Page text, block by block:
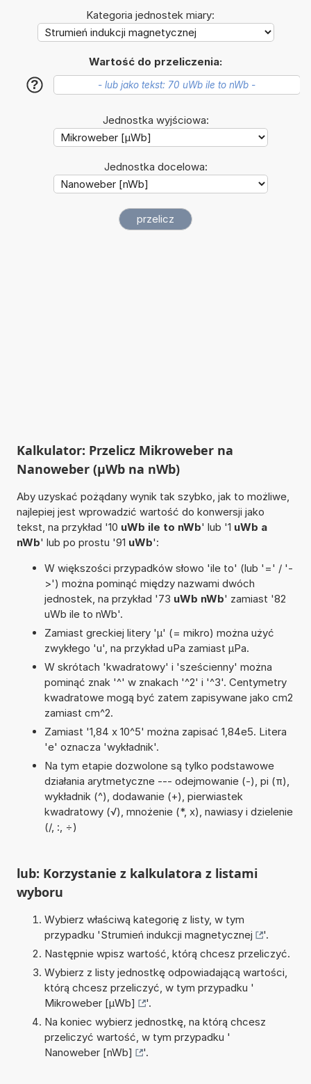
Kategoria jednostek miary:
Wartość do przeliczenia:
?
Jednostka wyjściowa:
Jednostka docelowa:
Kalkulator: Przelicz Mikroweber na
Nanoweber (µWb na nWb)
Aby uzyskać pożądany wynik tak szybko, jak to możliwe,
najlepiej jest wprowadzić wartość do konwersji jako
tekst, na przykład '10 uWb ile to nWb' lub '1 uWb a
nWb' lub po prostu '91 uWb':
W większości przypadków słowo 'ile to' (lub '=' / '-
>') można pominąć między nazwami dwóch
jednostek, na przykład '73 uWb nWb' zamiast '82
uWb ile to nWb'.
Zamiast greckiej litery 'µ' (= mikro) można użyć
zwykłego 'u', na przykład uPa zamiast µPa.
W skrótach 'kwadratowy' i 'sześcienny' można
pominąć znak '^' w znakach '^2' i '^3'. Centymetry
kwadratowe mogą być zatem zapisywane jako cm2
zamiast cm^2.
Zamiast '1,84 x 10^5' można zapisać 1,84e5. Litera
'e' oznacza 'wykładnik'.
Na tym etapie dozwolone są tylko podstawowe
działania arytmetyczne --- odejmowanie (-), pi (π),
wykładnik (^), dodawanie (+), pierwiastek
kwadratowy (√), mnożenie (*, x), nawiasy i dzielenie
(/, :, ÷)
lub: Korzystanie z kalkulatora z listami
wyboru
Wybierz właściwą kategorię z listy, w tym
przypadku 'Strumień indukcji magnetycznej
'.
Następnie wpisz wartość, którą chcesz przeliczyć.
Wybierz z listy jednostkę odpowiadającą wartości,
którą chcesz przeliczyć, w tym przypadku '
Mikroweber [µWb]
'.
Na koniec wybierz jednostkę, na którą chcesz
przeliczyć wartość, w tym przypadku '
Nanoweber [nWb]
'.